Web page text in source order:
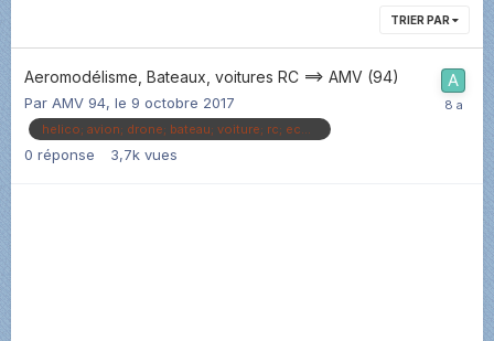
TRIER PAR
Aeromodélisme, Bateaux, voitures RC ==> AMV (94)
Par AMV 94, le 9 octobre 2017
0 réponse 3,7k vues